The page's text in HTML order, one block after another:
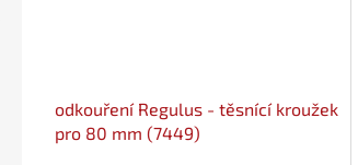
odkouření Regulus - těsnící kroužek
pro 80 mm (7449)